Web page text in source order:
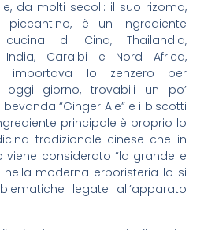
da molti secoli: il suo rizoma,
è un ingrediente
di Cina, Thailandia,
India, Caraibi e Nord Africa,
importava lo zenzero per
oggi giorno, trovabili un po’
“Ginger Ale” e i biscotti
principale è proprio lo
tradizionale cinese che in
viene considerato “la grande e
nella moderna erboristeria lo si
legate all’apparato